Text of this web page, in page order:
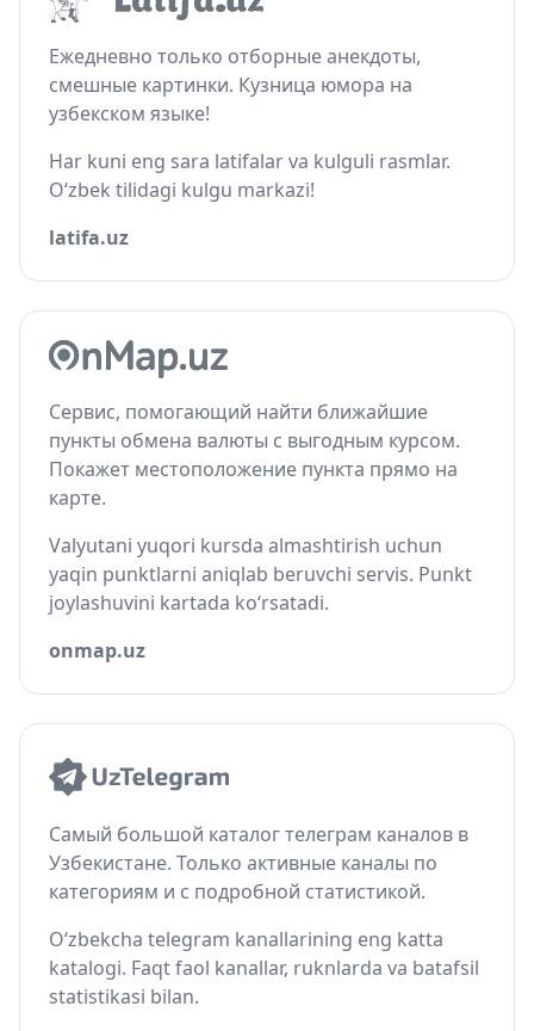
Ежедневно только отборные анекдоты,
смешные картинки. Кузница юмора на
узбекском языке!
Har kuni eng sara latifalar va kulguli rasmlar.
O‘zbek tilidagi kulgu markazi!
latifa.uz
Сервис, помогающий найти ближайшие
пункты обмена валюты с выгодным курсом.
Покажет местоположение пункта прямо на
карте.
Valyutani yuqori kursda almashtirish uchun
yaqin punktlarni aniqlab beruvchi servis. Punkt
joylashuvini kartada ko‘rsatadi.
onmap.uz
Самый большой каталог телеграм каналов в
Узбекистане. Только активные каналы по
категориям и с подробной статистикой.
O‘zbekcha telegram kanallarining eng katta
katalogi. Faqt faol kanallar, ruknlarda va batafsil
statistikasi bilan.